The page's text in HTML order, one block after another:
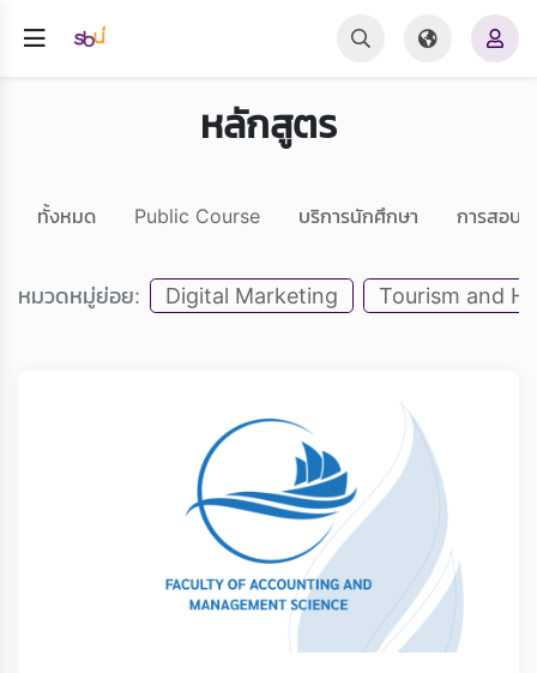
หลักสูตร
ทั้งหมด Public Course บริการนักศึกษา การสอบ
หมวดหมู่ย่อย: Digital Marketing Tourism and